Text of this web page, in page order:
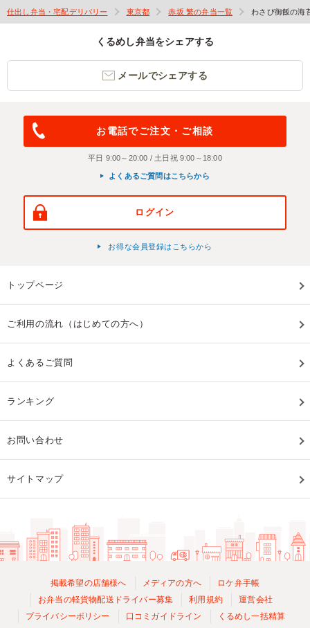
仕出し弁当・宅配デリバリー 東京都 赤坂 繁の弁当一覧 わさび御飯の海
くるめし弁当をシェアする
メールでシェアする
お電話でご注文・ご相談
平日 9:00～20:00 / 土日祝 9:00～18:00
よくあるご質問はこちらから
ログイン
お得な会員登録はこちらから
トップページ
ご利用の流れ（はじめての方へ）
よくあるご質問
ランキング
お問い合わせ
サイトマップ
掲載希望の店舗様へ メディアの方へ
ロケ弁手帳
お弁当の軽貨物配送ドライバー募集
利用規約
運営会社
プライバシーポリシー
口コミガイドライン くるめし一括精算